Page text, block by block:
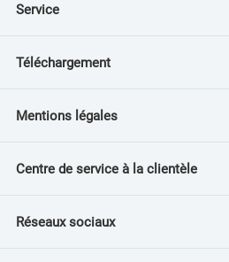
Service
Téléchargement
Mentions légales
Centre de service à la clientèle
Réseaux sociaux